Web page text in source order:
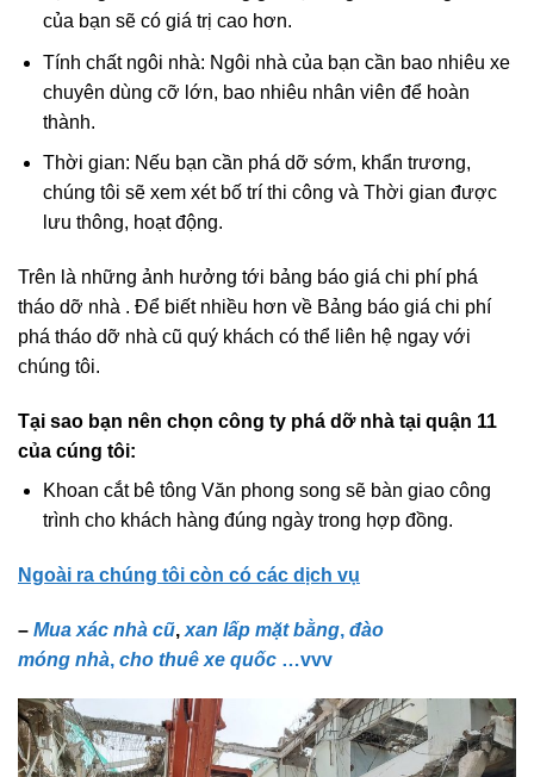
của bạn sẽ có giá trị cao hơn.
Tính chất ngôi nhà: Ngôi nhà của bạn cần bao nhiêu xe
chuyên dùng cỡ lớn, bao nhiêu nhân viên để hoàn
thành.
Thời gian: Nếu bạn cần phá dỡ sớm, khẩn trương,
chúng tôi sẽ xem xét bố trí thi công và Thời gian được
lưu thông, hoạt động.
Trên là những ảnh hưởng tới bảng báo giá chi phí phá
tháo dỡ nhà . Để biết nhiều hơn về Bảng báo giá chi phí
phá tháo dỡ nhà cũ quý khách có thể liên hệ ngay với
chúng tôi.
Tại sao bạn nên chọn công ty phá dỡ nhà tại quận 11
của cúng tôi:
Khoan cắt bê tông Văn phong song sẽ bàn giao công
trình cho khách hàng đúng ngày trong hợp đồng.
Ngoài ra chúng tôi còn có các dịch vụ
– Mua xác nhà cũ xan lấp mặt bằng đào
móng nhà cho thuê xe quốc …vvv